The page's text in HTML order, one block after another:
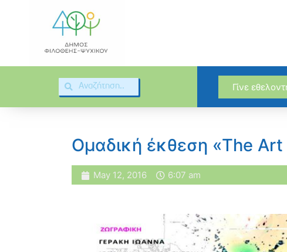
Γίνε
Ομαδική έκθεση «The
May 12, 2016 6:07 am